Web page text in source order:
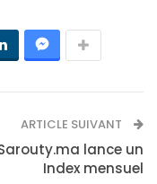
ARTICLE SUIVANT
lance un
Index mensuel